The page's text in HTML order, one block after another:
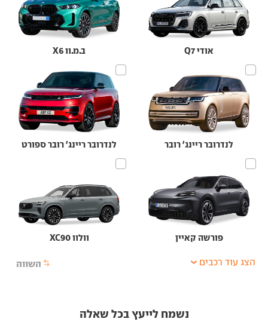
אודי Q7 ב.מ.וו X6
לנדרובר ריינג' רובר לנדרובר ריינג' רובר ספורט
פורשה קאיין וולוו XC90
השווה הצג עוד רכבים
נשמח לייעץ בכל שאלה